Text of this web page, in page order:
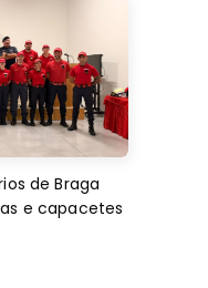
de Braga
e capacetes